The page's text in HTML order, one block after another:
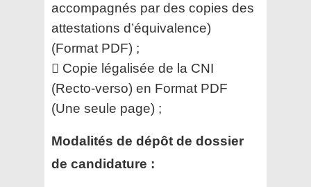
accompagnés par des copies des
attestations d’équivalence)
(Format PDF) ;
 Copie légalisée de la CNI
(Recto-verso) en Format PDF
(Une seule page) ;
Modalités de dépôt de dossier
de candidature :